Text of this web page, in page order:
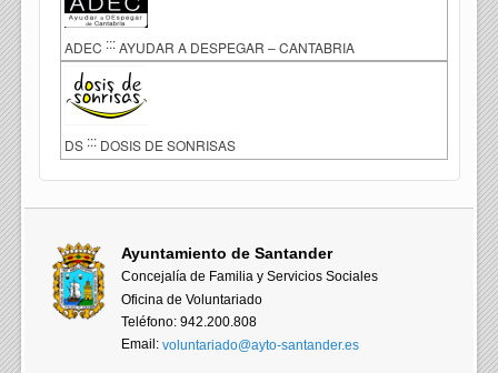
ADEC ::: AYUDAR A DESPEGAR – CANTABRIA
DS ::: DOSIS DE SONRISAS
Ayuntamiento de Santander
Concejalía de Familia y Servicios Sociales
Oficina de Voluntariado
Teléfono: 942.200.808
Email:voluntariado@ayto-santander.es